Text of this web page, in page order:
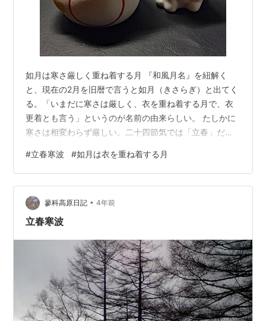
如月は寒さ厳しく重ね着する月 『和風月名』を紐解く
と、現在の2月を旧暦で言うと如月（きさらぎ）と出てく
る。「いまだに寒さは厳しく、衣を重ね着する月で、衣
更着とも言う」というのが名前の由来らしい。 たしかに
寒さは相変わらず厳しい。二十四節気では「立春」だが
ように2月になると大雪が降っていることを考えると「如
月」は見事に的を得た月名ということになる。 北海道を
はじめとして、豪雪地帯と言われている地域では1日で数
十センチも積雪が増えるほどのドカ雪が降っているよう
だ。天気予報によると東京でも今週末に降るかもしれな
#立春寒波 #如月は衣を重ね着する月
蓼科高原日記 • 4年前
立春寒波